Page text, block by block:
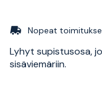
Nopeat
Lyhyt supistusosa,
sisäviemäriin.